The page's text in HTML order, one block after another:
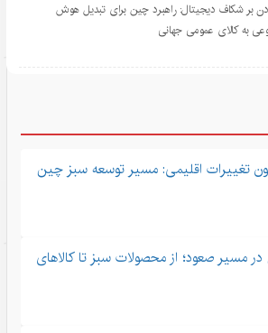
بر شکاف دیجیتال: راهبرد چین برای تبدیل هوش
به کالای عمومی جهانی
تغییرات اقلیمی: مسیر توسعه سبز چین
مسیر صعود؛ از محصولات سبز تا کالاهای